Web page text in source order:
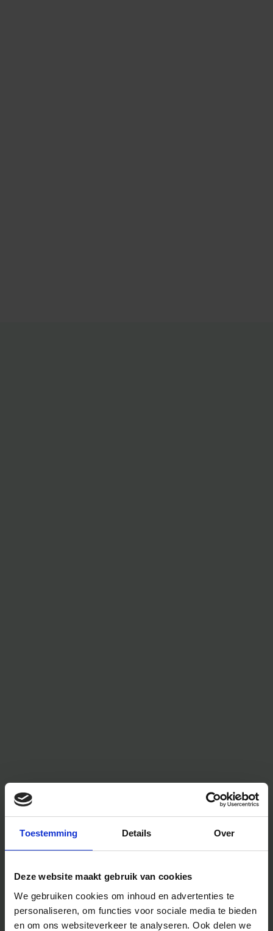
Toestemming Details Over
Deze website maakt gebruik van cookies
We gebruiken cookies om inhoud en advertenties te
personaliseren, om functies voor sociale media te bieden
en om ons websiteverkeer te analyseren. Ook delen we